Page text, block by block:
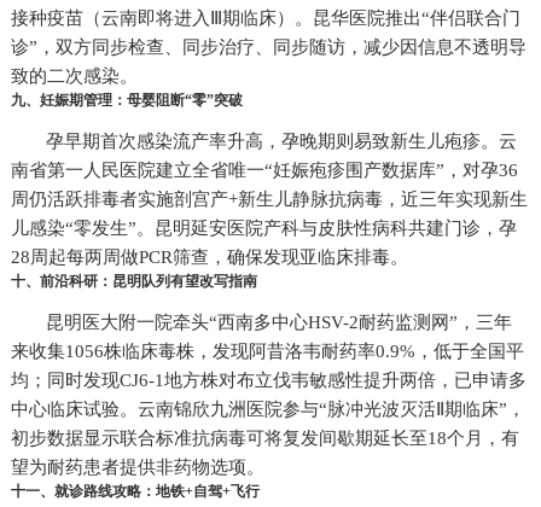
接种疫苗（云南即将进入Ⅲ期临床）。昆华医院推出“伴侣联合门
诊”，双方同步检查、同步治疗、同步随访，减少因信息不透明导
致的二次感染。
九、妊娠期管理：母婴阻断“零”突破
孕早期首次感染流产率升高，孕晚期则易致新生儿疱疹。云
南省第一人民医院建立全省唯一“妊娠疱疹围产数据库”，对孕36
周仍活跃排毒者实施剖宫产+新生儿静脉抗病毒，近三年实现新生
儿感染“零发生”。昆明延安医院产科与皮肤性病科共建门诊，孕
28周起每两周做PCR筛查，确保发现亚临床排毒。
十、前沿科研：昆明队列有望改写指南
昆明医大附一院牵头“西南多中心HSV-2耐药监测网”，三年
来收集1056株临床毒株，发现阿昔洛韦耐药率0.9%，低于全国平
均；同时发现CJ6-1地方株对布立伐韦敏感性提升两倍，已申请多
中心临床试验。云南锦欣九洲医院参与“脉冲光波灭活Ⅱ期临床”，
初步数据显示联合标准抗病毒可将复发间歇期延长至18个月，有
望为耐药患者提供非药物选项。
十一、就诊路线攻略：地铁+自驾+飞行